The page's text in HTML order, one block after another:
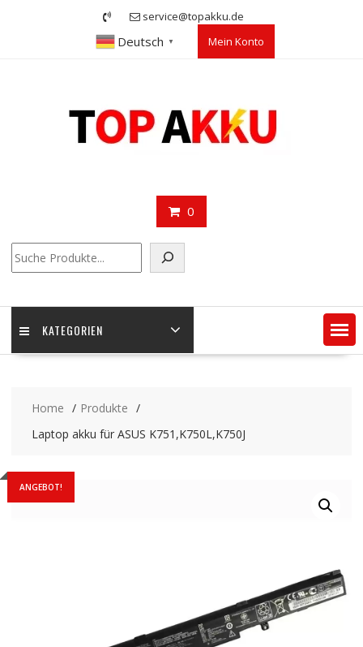
service@topakku.de
Deutsch ▼ Mein Konto
0
KATEGORIEN
Home
Produkte
Laptop akku für ASUS K751,K750L,K750J
ANGEBOT!